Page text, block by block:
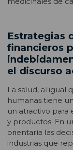
Estrategias
financieros
el discurso
La salud, al igual
humanas tiene
un atractivo para
y productos. En
orientaría las
industrias que